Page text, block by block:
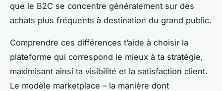
que le B2C se concentre généralement sur des
achats plus fréquents à destination du grand public.
Comprendre ces différences t’aide à choisir la
plateforme qui correspond le mieux à ta stratégie,
maximisant ainsi ta visibilité et la satisfaction client.
Le modèle marketplace – la manière dont